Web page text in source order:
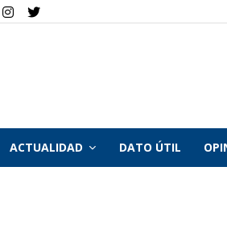
ACTUALIDAD DATO ÚTIL